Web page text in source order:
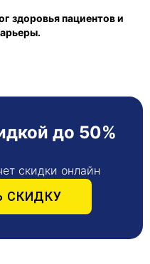
здоровья пациентов и
до 50%
скидки онлайн
СКИДКУ